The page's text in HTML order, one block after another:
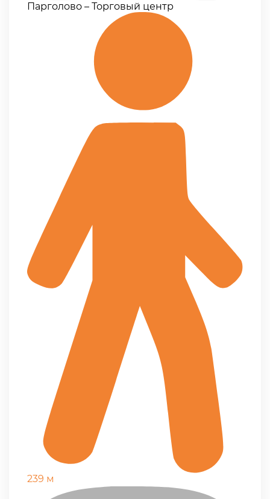
Парголово – Торговый центр
239 м